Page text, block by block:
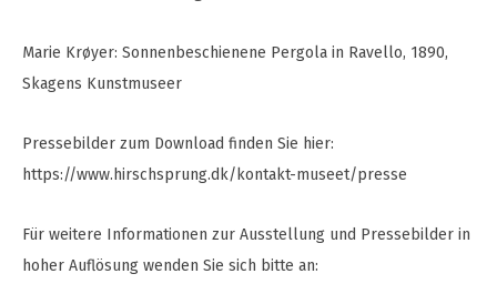
Marie Krøyer: Sonnenbeschienene Pergola in Ravello, 1890,
Skagens Kunstmuseer
Pressebilder zum Download finden Sie hier:
https://www.hirschsprung.dk/kontakt-museet/presse
Für weitere Informationen zur Ausstellung und Pressebilder in
hoher Auflösung wenden Sie sich bitte an: